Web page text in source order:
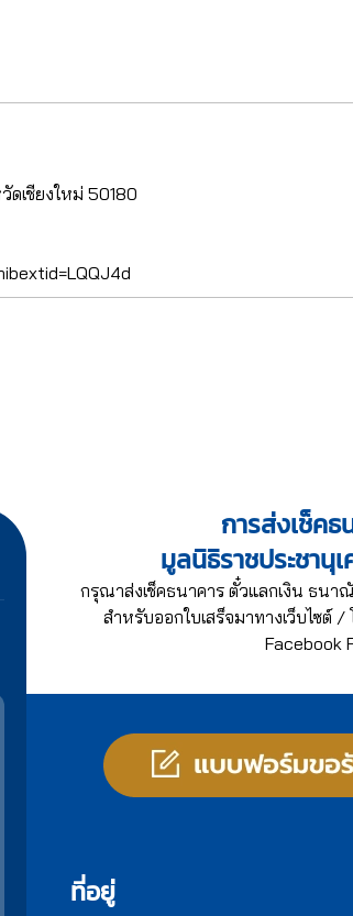
เชียงใหม่ 50180
การส่งเช็คธ
มูลนิธิราชประชานุ
กรุณาส่งเช็คธนาคาร ตั๋วแลกเงิน ธนา
สำหรับออกใบเสร็จมาทางเว็บไซต์
Facebook
ที่อยู่